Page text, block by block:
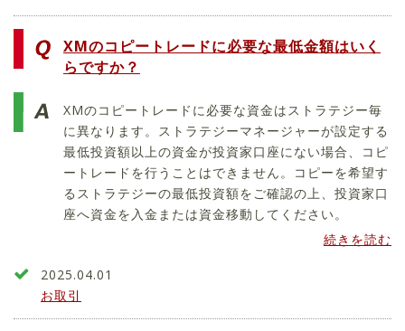
XMのコピートレードに必要な最低金額はいく
らですか？
XMのコピートレードに必要な資金はストラテジー毎
に異なります。ストラテジーマネージャーが設定する
最低投資額以上の資金が投資家口座にない場合、コピ
ートレードを行うことはできません。コピーを希望す
るストラテジーの最低投資額をご確認の上、投資家口
座へ資金を入金または資金移動してください。
続きを読む
2025.04.01
お取引